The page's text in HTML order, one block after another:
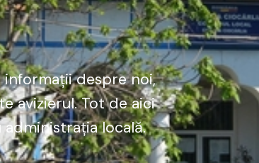
despre noi,
avizierul. Tot de aici
locală.